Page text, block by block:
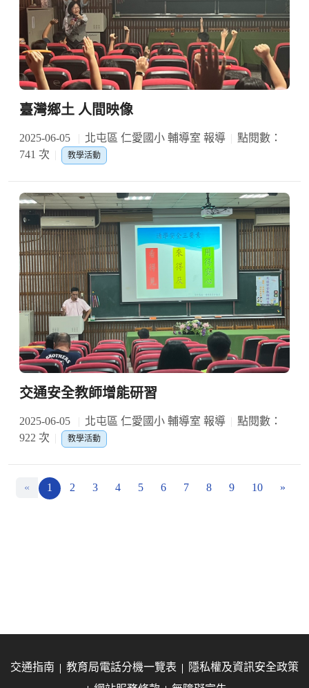
臺灣鄉土 人間映像
2025-06-05 北屯區 仁愛國小 輔導室 報導
點閱數：
741 次
教學活動
交通安全教師增能研習
2025-06-05 北屯區 仁愛國小 輔導室 報導
點閱數：
922 次
教學活動
« 1 2 3 4 5 6 7 8 9 10 »
交通指南 教育局電話分機一覽表
隱私權及資訊安全政策